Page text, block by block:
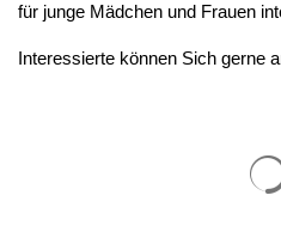
für junge Mädchen und Frauen
Interessierte können Sich gerne